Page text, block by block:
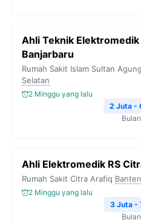
Ahli Teknik Elektromedik
Banjarbaru
Rumah Sakit Islam Sultan Agung
Selatan
2 Minggu yang lalu
2 Juta -
Ahli Elektromedik RS
Rumah Sakit Citra Arafiq Banten
2 Minggu yang lalu
3 Juta -